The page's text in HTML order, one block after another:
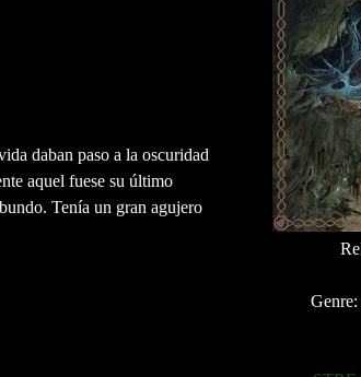
daban paso a la oscuridad
aquel fuese su último
Tenía un gran agujero